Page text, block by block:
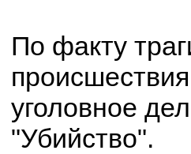
По факту
уголовное
"Убийство".